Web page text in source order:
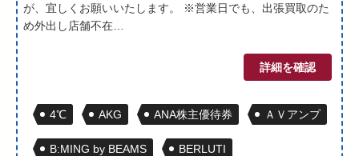
が、宜しくお願いいたします。 ※営業日でも、出張買取のた
め外出し店舗不在…
詳細を確認
4℃ AKG ANA株主優待券 ＡＶアンプ
B:MING by BEAMS BERLUTI